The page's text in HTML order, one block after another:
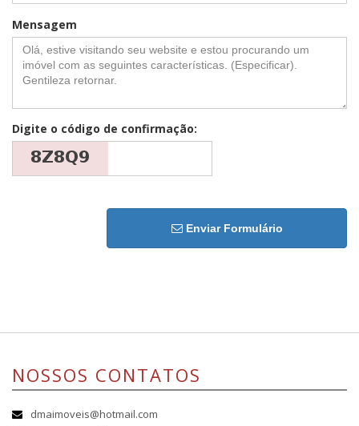
Mensagem
Digite o código de confirmação:
Enviar Formulário
NOSSOS CONTATOS
dmaimoveis@hotmail.com